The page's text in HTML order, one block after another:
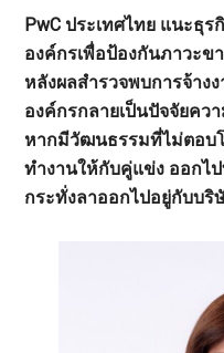
PwC ประเทศไทย แนะธุ
องค์กรเพื่อป้องกันภาวะ
หลังผลสำรวจพบการจ้าง
องค์กรกลายเป็นปัจจัยคว
หากมีวัฒนธรรมที่ไม่ตอบโ
ทำงานให้กับคู่แข่ง ออกไ
กระทั่งลาออกไปอยู่กับบ